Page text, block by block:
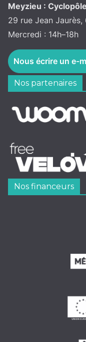
Meyzieu :
29 rue Jean Jaurès,
Mercredi : 14h–18h
Nous écrire un e-
Nos partenaires
Nos financeurs